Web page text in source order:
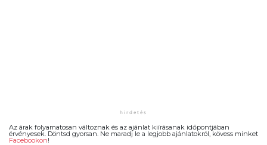
Az árak folyamatosan változnak és az ajánlat kiírásanak időpontjában
érvényesek. Döntsd gyorsan. Ne maradj le a legjobb ajánlatokról, kövess minket
Facebookon!